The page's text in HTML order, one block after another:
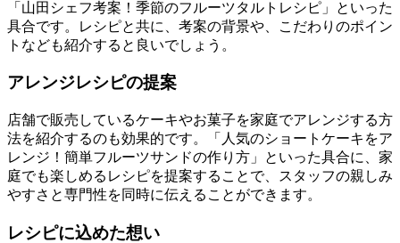
「山田シェフ考案！季節のフルーツタルトレシピ」といった
具合です。レシピと共に、考案の背景や、こだわりのポイン
トなども紹介すると良いでしょう。
アレンジレシピの提案
店舗で販売しているケーキやお菓子を家庭でアレンジする方
法を紹介するのも効果的です。「人気のショートケーキをア
レンジ！簡単フルーツサンドの作り方」といった具合に、家
庭でも楽しめるレシピを提案することで、スタッフの親しみ
やすさと専門性を同時に伝えることができます。
レシピに込めた想い